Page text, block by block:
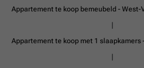
Appartement te koop bemeubeld - West-
Appartement te koop met 1